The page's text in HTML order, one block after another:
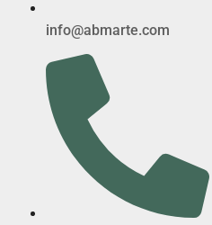
info@abmarte.com